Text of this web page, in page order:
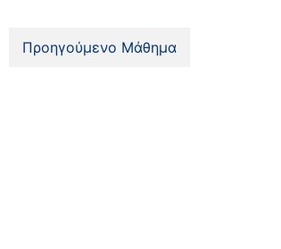
Προηγούμενο Μάθημα